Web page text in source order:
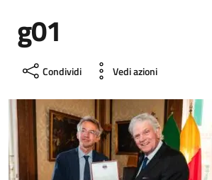
g01
Condividi Vedi azioni